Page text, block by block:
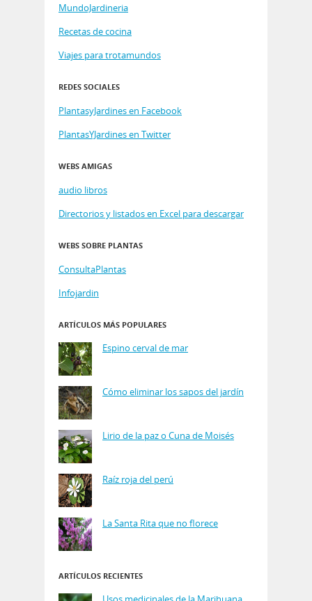
MundoJardineria
Recetas de cocina
Viajes para trotamundos
REDES SOCIALES
PlantasyJardines en Facebook
PlantasYJardines en Twitter
WEBS AMIGAS
audio libros
Directorios y listados en Excel para descargar
WEBS SOBRE PLANTAS
ConsultaPlantas
Infojardin
ARTÍCULOS MÁS POPULARES
Espino cerval de mar
Cómo eliminar los sapos del jardín
Lirio de la paz o Cuna de Moisés
Raíz roja del perú
La Santa Rita que no florece
ARTÍCULOS RECIENTES